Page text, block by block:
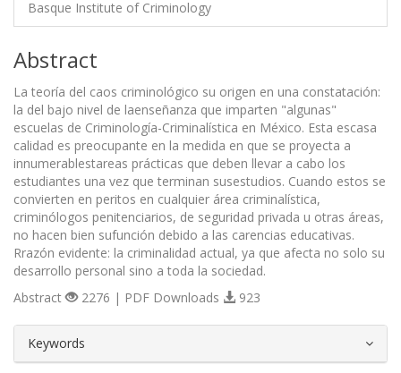
Basque Institute of Criminology
Abstract
La teoría del caos criminológico su origen en una constatación:
la del bajo nivel de laenseñanza que imparten "algunas"
escuelas de Criminología-Criminalística en México. Esta escasa
calidad es preocupante en la medida en que se proyecta a
innumerablestareas prácticas que deben llevar a cabo los
estudiantes una vez que terminan susestudios. Cuando estos se
convierten en peritos en cualquier área criminalística,
criminólogos penitenciarios, de seguridad privada u otras áreas,
no hacen bien sufunción debido a las carencias educativas.
Rrazón evidente: la criminalidad actual, ya que afecta no solo su
desarrollo personal sino a toda la sociedad.
Abstract
2276 | PDF Downloads 923
Keywords